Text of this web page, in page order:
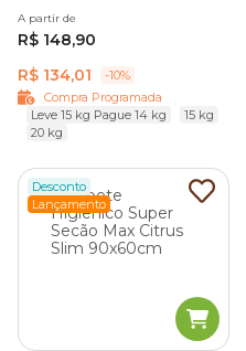
A partir de
R$ 148,90
R$ 134,01
-10%
Compra Programada
Leve 15 kg Pague 14 kg
15 kg
20 kg
Desconto
Lançamento